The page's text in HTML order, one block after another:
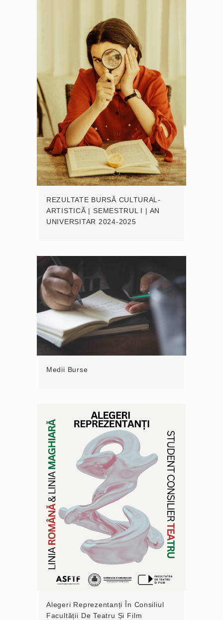
REZULTATE BURSĂ CULTURAL-
ARTISTICĂ | SEMESTRUL I | AN
UNIVERSITAR 2024-2025
Medii Burse
Alegeri Reprezentanți În Consiliul
Facultății De Teatru Și Film